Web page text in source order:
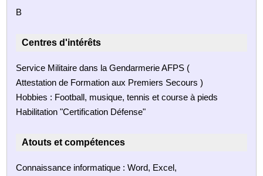
B
Centres d'intérêts
Service Militaire dans la Gendarmerie AFPS (
Attestation de Formation aux Premiers Secours )
Hobbies : Football, musique, tennis et course à pieds
Habilitation "Certification Défense"
Atouts et compétences
Connaissance informatique : Word, Excel,